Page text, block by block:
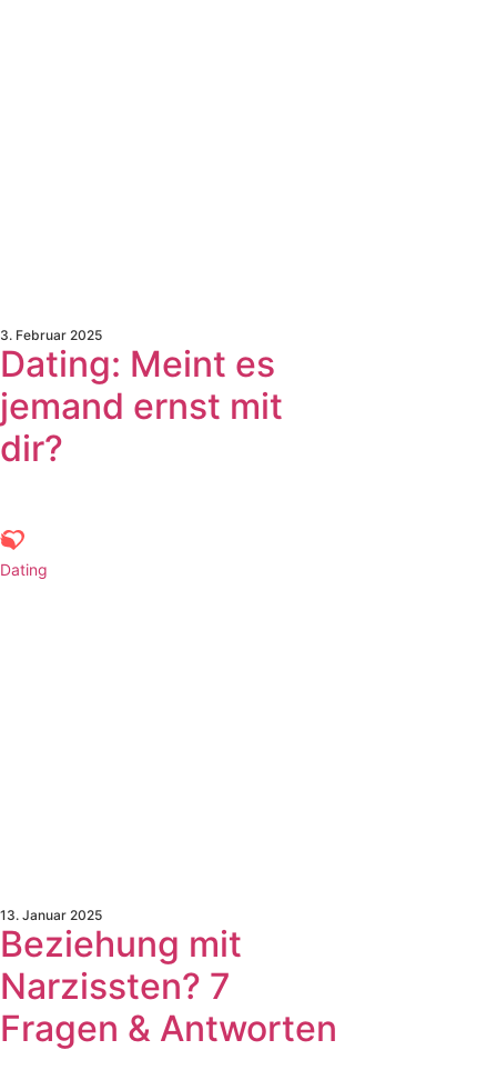
3. Februar 2025
Dating: Meint es
jemand ernst mit
dir?
Dating
13. Januar 2025
Beziehung mit
Narzissten? 7
Fragen & Antworten